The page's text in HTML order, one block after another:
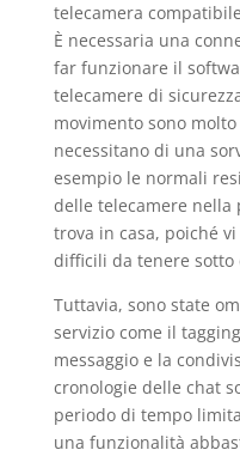
telecamera
È necessaria una
far funzionare il
telecamere di
movimento sono
necessitano di una
esempio le normali
delle telecamere nella
trova in casa, poiché
difficili da tenere sotto
Tuttavia, sono state
servizio come il
messaggio e la
cronologie delle chat
periodo di tempo
una funzionalità